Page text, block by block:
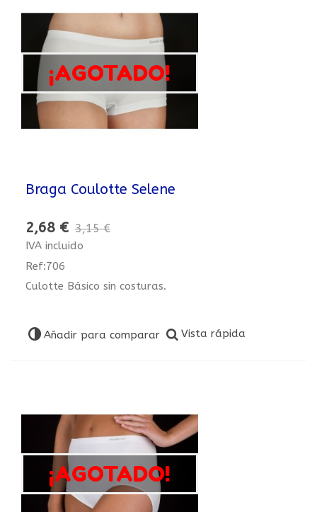
¡AGOTADO!
Braga Coulotte Selene
2,68 € 3,15 €
IVA incluido
Ref:706
Culotte Básico sin costuras.
Añadir para comparar Vista rápida
¡AGOTADO!